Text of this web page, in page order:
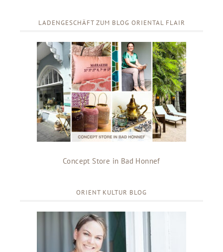
LADENGESCHÄFT ZUM BLOG ORIENTAL FLAIR
Concept Store in Bad Honnef
ORIENT KULTUR BLOG